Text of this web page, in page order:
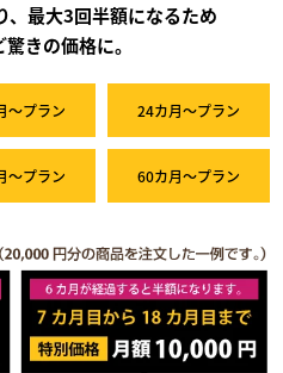
、最大3回半額になるため
きの価格に。
～プラン 24カ月～プラン
～プラン 60カ月～プラン